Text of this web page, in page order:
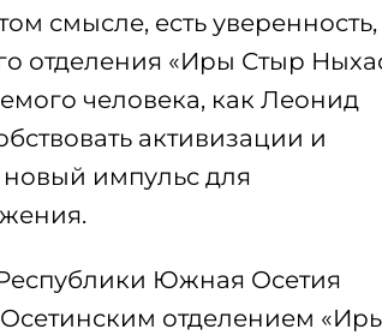
смысле, есть уверенность,
отделения «Иры Стыр
человека, как Леонид
активизации и
импульс для
Южная Осетия
отделением